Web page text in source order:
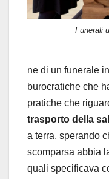
Funerali
ne di un funerale
burocratiche che
pratiche che
trasporto della
a terra, sperando
scomparsa abbia
quali specificava